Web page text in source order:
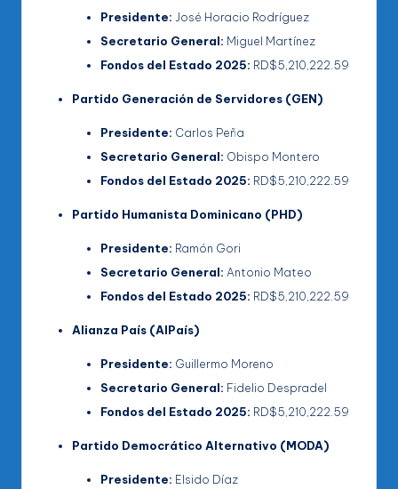
Presidente: José Horacio Rodríguez
Secretario General: Miguel Martínez
Fondos del Estado 2025: RD$5,210,222.59
Partido Generación de Servidores (GEN)
Presidente: Carlos Peña
Secretario General: Obispo Montero
Fondos del Estado 2025: RD$5,210,222.59
Partido Humanista Dominicano (PHD)
Presidente: Ramón Gori
Secretario General: Antonio Mateo
Fondos del Estado 2025: RD$5,210,222.59
Alianza País (AlPaís)
Presidente: Guillermo Moreno
Secretario General: Fidelio Despradel
Fondos del Estado 2025: RD$5,210,222.59
Partido Democrático Alternativo (MODA)
Presidente: Elsido Díaz